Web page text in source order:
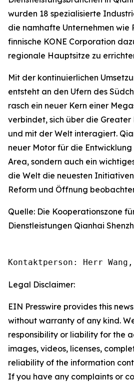
wurden 18 spezialisierte
die namhafte Unternehmen wie
finnische KONE Corporation
regionale Hauptsitze zu
Mit der kontinuierlichen
entsteht an den Ufern des
rasch ein neuer Kern einer
verbindet, sich über die
und mit der Welt interagiert.
neuer Motor für die
Area, sondern auch ein
die Welt die neuesten
Reform und Öffnung
Quelle: Die Kooperationszone
Dienstleistungen Qianhai
Kontaktperson: Herr
Legal Disclaimer:
EIN Presswire provides this
without warranty of any kind.
responsibility or liability for the
images, videos, licenses,
reliability of the information
If you have any complaints or